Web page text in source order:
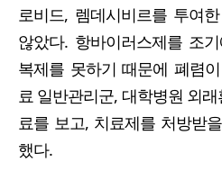
로비드, 렘데시비르를 투여
않았다. 항바이러스제를 조
복제를 못하기 때문에 폐렴
료 일반관리군, 대학병원 외
료를 보고, 치료제를 처방받
했다.